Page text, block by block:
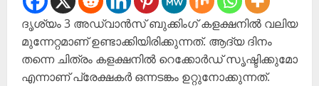
ദൃശ്യം 3 അഡ്വാൻസ് ബുക്കിംഗ് കളക്ഷനിൽ വലിയ
മുന്നേറ്റമാണ് ഉണ്ടാക്കിയിരിക്കുന്നത്. ആദ്യ ദിനം
തന്നെ ചിത്രം കളക്ഷനിൽ റെക്കോർഡ് സൃഷ്ടിക്കുമോ
എന്നാണ് പ്രേക്ഷകർ ഒന്നടങ്കം ഉറ്റുനോക്കുന്നത്.